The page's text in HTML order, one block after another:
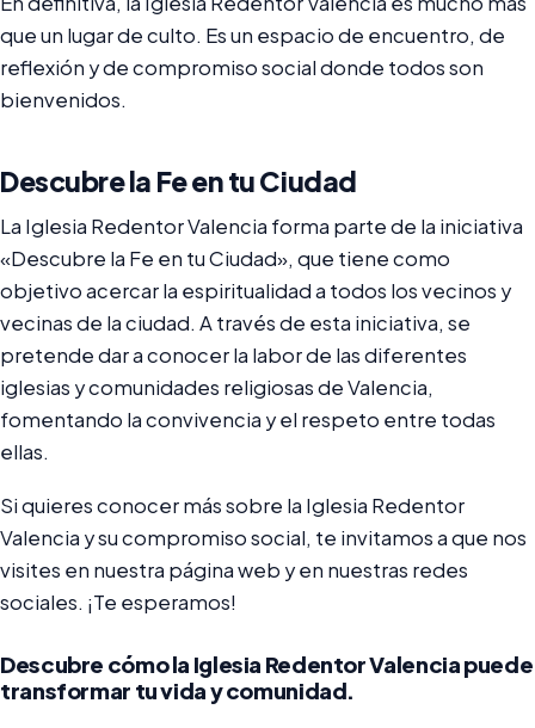
que un lugar de culto. Es un espacio de encuentro, de
reflexión y de compromiso social donde todos son
bienvenidos.
Descubre la Fe en tu Ciudad
La Iglesia Redentor Valencia forma parte de la iniciativa
«Descubre la Fe en tu Ciudad», que tiene como
objetivo acercar la espiritualidad a todos los vecinos y
vecinas de la ciudad. A través de esta iniciativa, se
pretende dar a conocer la labor de las diferentes
iglesias y comunidades religiosas de Valencia,
fomentando la convivencia y el respeto entre todas
ellas.
Si quieres conocer más sobre la Iglesia Redentor
Valencia y su compromiso social, te invitamos a que nos
visites en nuestra página web y en nuestras redes
sociales. ¡Te esperamos!
Descubre cómo la Iglesia Redentor Valencia puede
transformar tu vida y comunidad.